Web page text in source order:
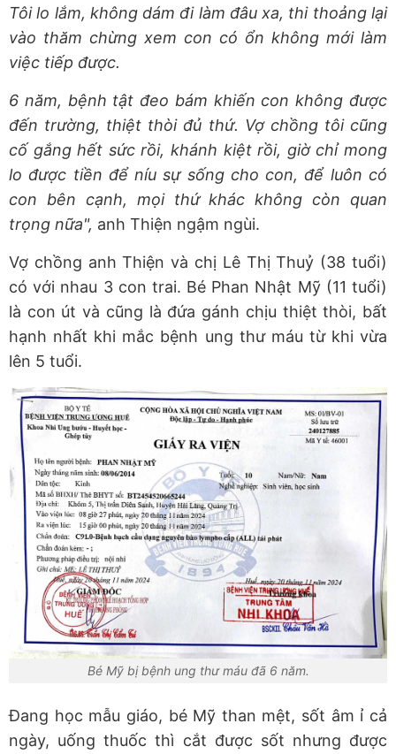
Tôi lo lắm, không dám đi làm đâu xa, thi thoảng lại
vào thăm chừng xem con có ổn không mới làm
việc tiếp được.
6 năm, bệnh tật đeo bám khiến con không được
đến trường, thiệt thòi đủ thứ. Vợ chồng tôi cũng
cố gắng hết sức rồi, khánh kiệt rồi, giờ chỉ mong
lo được tiền để níu sự sống cho con, để luôn có
con bên cạnh, mọi thứ khác không còn quan
trọng nữa", anh Thiện ngậm ngùi.
Vợ chồng anh Thiện và chị Lê Thị Thuỷ (38 tuổi)
có với nhau 3 con trai. Bé Phan Nhật Mỹ (11 tuổi)
là con út và cũng là đứa gánh chịu thiệt thòi, bất
hạnh nhất khi mắc bệnh ung thư máu từ khi vừa
lên 5 tuổi.
Bé Mỹ bị bệnh ung thư máu đã 6 năm.
Đang học mẫu giáo, bé Mỹ than mệt, sốt âm ỉ cả
ngày, uống thuốc thì cắt được sốt nhưng được